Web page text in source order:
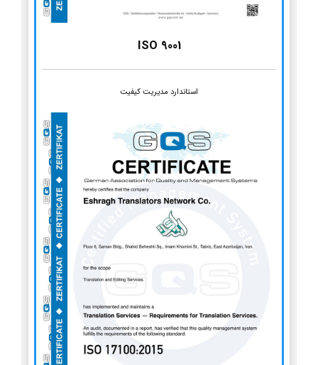
ISO 9001
استاندارد مدیریت کیفیت